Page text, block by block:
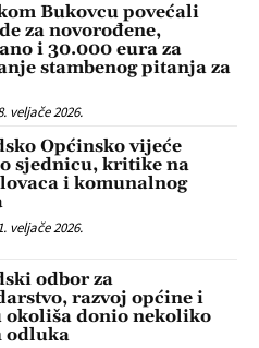
Bukovcu povećali
za novorođene,
i 30.000 eura za
stambenog pitanja za
veljače 2026.
Općinsko vijeće
sjednicu, kritike na
i komunalnog
veljače 2026.
odbor za
razvoj općine i
okoliša donio nekoliko
odluka